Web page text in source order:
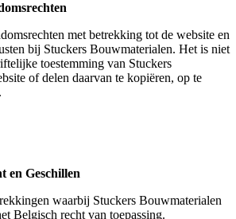
met betrekking tot de website en
bij Stuckers Bouwmaterialen. Het is niet
toestemming van Stuckers
of delen daarvan te kopiëren, op te
en Geschillen
waarbij Stuckers Bouwmaterialen
Belgisch recht van toepassing.